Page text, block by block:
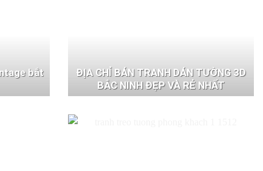
bắt
ĐỊA CHỈ BÁN TRANH DÁN TƯỜNG 3D
BẮC NINH ĐẸP VÀ RẺ NHẤT